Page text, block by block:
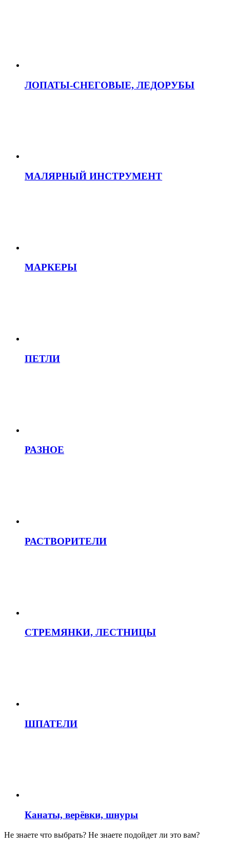
ЛОПАТЫ-СНЕГОВЫЕ, ЛЕДОРУБЫ
МАЛЯРНЫЙ ИНСТРУМЕНТ
МАРКЕРЫ
ПЕТЛИ
РАЗНОЕ
РАСТВОРИТЕЛИ
СТРЕМЯНКИ, ЛЕСТНИЦЫ
ШПАТЕЛИ
Канаты, верёвки, шнуры
Не знаете что выбрать? Не знаете подойдет ли это вам?